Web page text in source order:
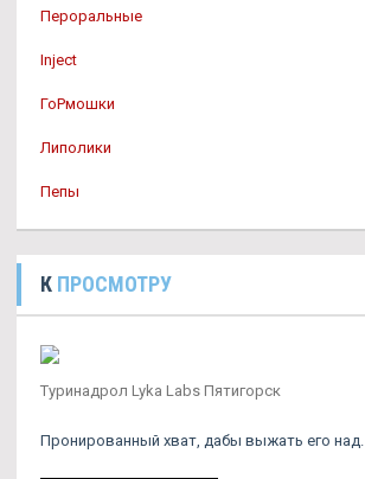
Пероральные
Inject
ГоРмошки
Липолики
Пепы
К ПРОСМОТРУ
Туринадрол Lyka Labs Пятигорск
Пронированный хват, дабы выжать его над.